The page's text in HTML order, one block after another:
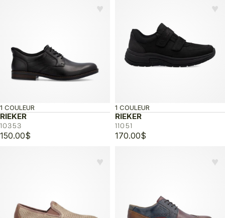
♥︎
RIEKER
10353
1 COULEUR
150.00$
♥︎
RIEKER
11051
1 COULEUR
170.00$
♥︎ ♥︎